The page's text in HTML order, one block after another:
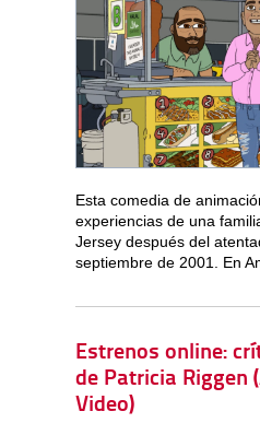
Esta comedia de
experiencias de una
Jersey después del
septiembre de 2001. En
Estrenos online:
de Patricia Riggen
Video)